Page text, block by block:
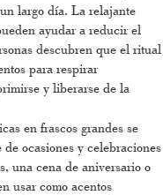
largo día. La relajante
ayudar a reducir el
descubren que el ritual
para respirar
y liberarse de la
en frascos grandes se
ocasiones y celebraciones
una cena de aniversario o
usar como acentos